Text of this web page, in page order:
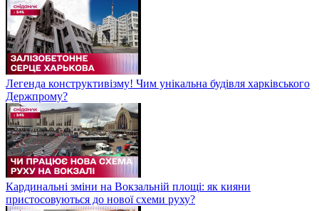
Легенда конструктивізму! Чим унікальна будівля харківського
Держпрому?
Кардинальні зміни на Вокзальній площі: як кияни
пристосовуються до нової схеми руху?